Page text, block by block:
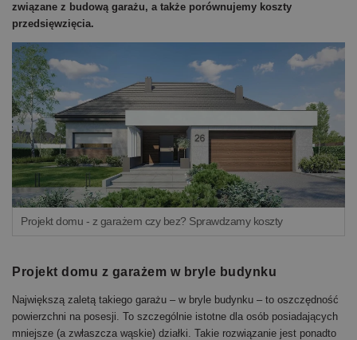
związane z budową garażu, a także porównujemy koszty
przedsięwzięcia.
Projekt domu - z garażem czy bez? Sprawdzamy koszty
Projekt domu z garażem w bryle budynku
Największą zaletą takiego garażu – w bryle budynku – to oszczędność
powierzchni na posesji. To szczególnie istotne dla osób posiadających
mniejsze (a zwłaszcza wąskie) działki. Takie rozwiązanie jest ponadto